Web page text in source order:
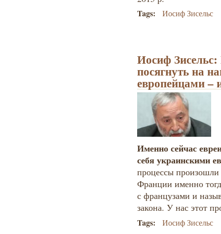
Tags: Иосиф Зисельс
Иосиф
посягнуть на
европейцами –
Именно сейчас
себя украинскими
процессы
Франции именно
с французами и
закона. У нас этот
Tags: Иосиф Зисельс